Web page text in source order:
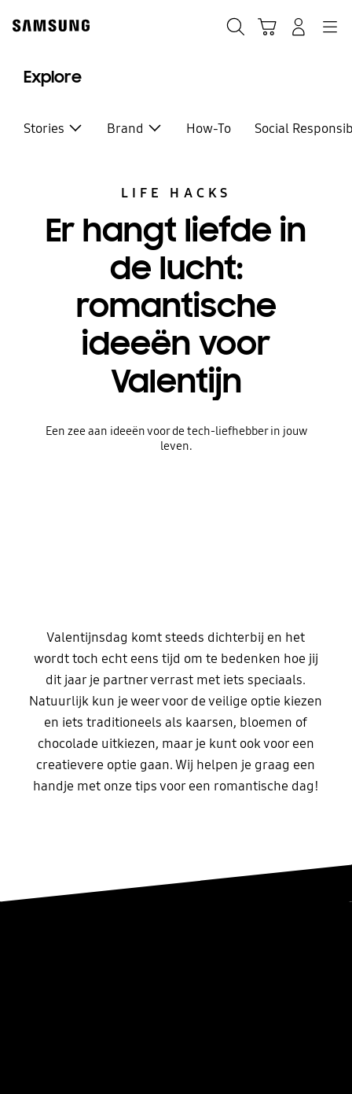
content
Explore
Stories Brand How-To Social
LIFE HACKS
Er hangt liefde in
de lucht:
romantische
ideeën voor
Valentijn
Een zee aan ideeën voor de tech-liefhebber in jouw
leven.
Valentijnsdag komt steeds dichterbij en het
wordt toch echt eens tijd om te bedenken hoe jij
dit jaar je partner verrast met iets speciaals.
Natuurlijk kun je weer voor de veilige optie kiezen
en iets traditioneels als kaarsen, bloemen of
chocolade uitkiezen, maar je kunt ook voor een
creatievere optie gaan. Wij helpen je graag een
handje met onze tips voor een romantische dag!